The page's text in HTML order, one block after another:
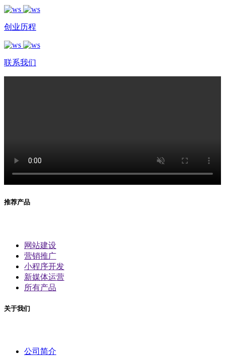
创业历程
联系我们
推荐产品
网站建设
营销推广
小程序开发
新媒体运营
所有产品
关于我们
公司简介